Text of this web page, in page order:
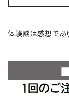
体験談は感想であ